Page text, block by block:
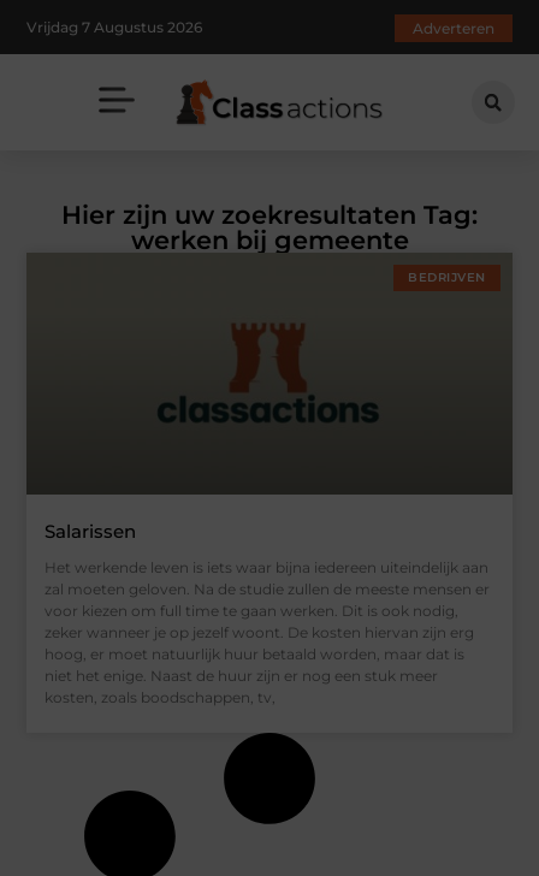
Vrijdag 7 Augustus 2026 Adverteren
Hier zijn uw zoekresultaten Tag:
werken bij gemeente
BEDRIJVEN
Salarissen
Het werkende leven is iets waar bijna iedereen uiteindelijk aan
zal moeten geloven. Na de studie zullen de meeste mensen er
voor kiezen om full time te gaan werken. Dit is ook nodig,
zeker wanneer je op jezelf woont. De kosten hiervan zijn erg
hoog, er moet natuurlijk huur betaald worden, maar dat is
niet het enige. Naast de huur zijn er nog een stuk meer
kosten, zoals boodschappen, tv,